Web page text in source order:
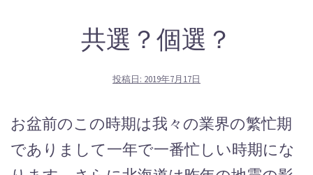
共選？個選？
投稿日: 2019年7月17日
お盆前のこの時期は我々の業界の繁忙期
でありまして一年で一番忙しい時期にな